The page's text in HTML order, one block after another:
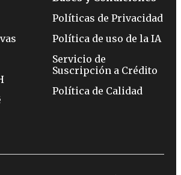
Políticas de Privacidad
Política de uso de la IA
Servicio de
Suscripción a Crédito
Política de Calidad